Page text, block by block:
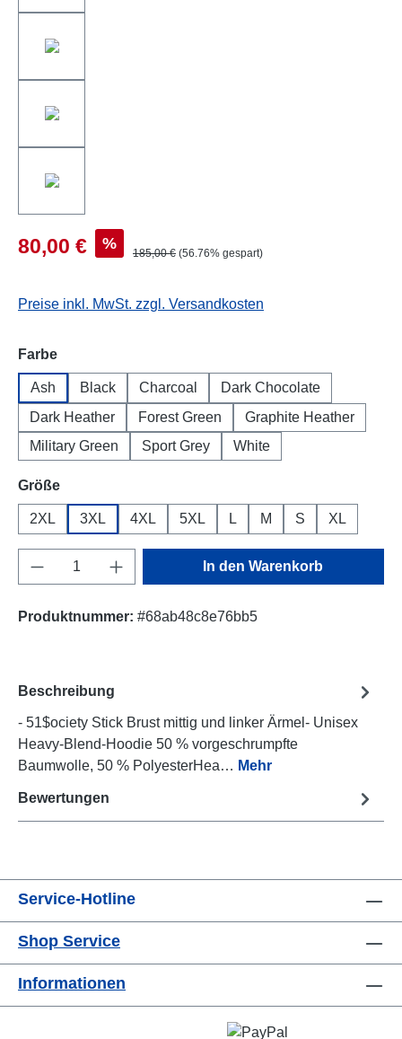
80,00 € %
185,00 € (56.76% gespart)
Preise inkl. MwSt. zzgl. Versandkosten
Farbeauswählen
Ash Black Charcoal
Dark Chocolate
Dark Heather
Forest Green
Graphite Heather
Military Green
Sport Grey White
Größeauswählen
2XL 3XL 4XL 5XL L M S XL
Produkt Anzahl: Gib den gewünschten
In den Warenkorb
Produktnummer: #68ab48c8e76bb5
Beschreibung
- 51$ociety Stick Brust mittig und linker Ärmel- Unisex
Heavy-Blend-Hoodie 50 % vorgeschrumpfte
Baumwolle, 50 % PolyesterHea… Mehr
Bewertungen
Service-Hotline
Shop Service
Informationen